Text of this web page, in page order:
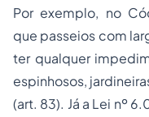
Por exemplo, no
que passeios com
ter qualquer
espinhosos,
(art. 83). Já a Lei nº